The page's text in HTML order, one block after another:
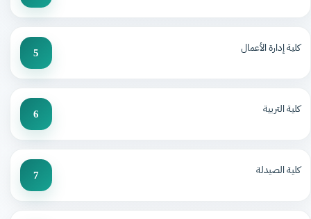
كلية إدارة الأعمال 5
كلية التربية 6
كلية الصيدلة 7